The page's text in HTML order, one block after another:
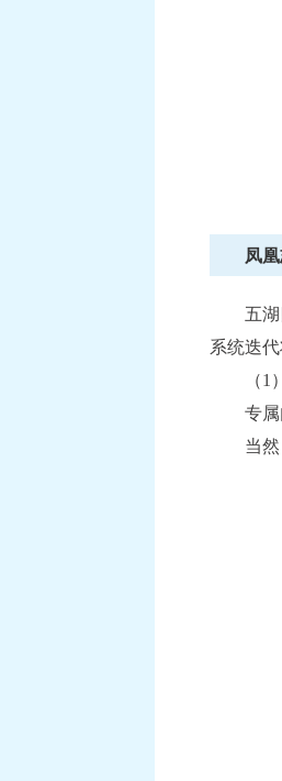
凤
五
系统迭
（1
专
当